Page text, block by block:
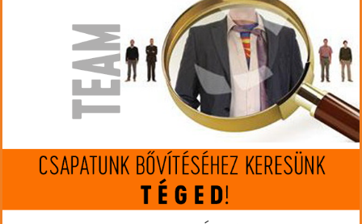
RW2118149
8x68S
MIP kártya jóváírás: Kártyát igényelek
Az RWS kiváló, prémium lőszerek nem hagyják cserben a lövészt.
Teljesítményük kiemelkedő és megbízható, az igazi profik
választása. A hüvely magas minőségű rézből készül a lőpor